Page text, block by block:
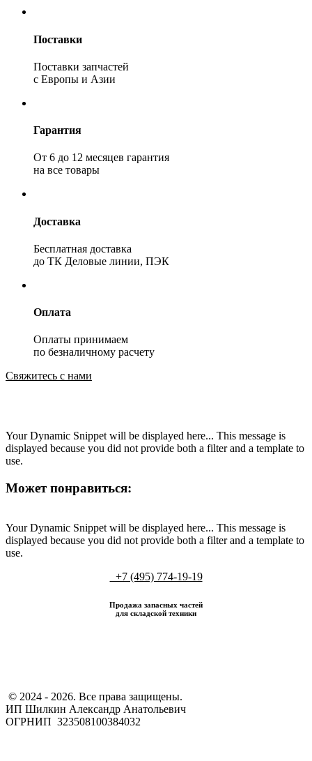
Поставки
Поставки запчастей
с Европы и Азии
Гарантия
От 6 до 12 месяцев гарантия
на все товары
Доставка
Бесплатная доставка
до ТК Деловые линии, ПЭК
Оплата
Оплаты принимаем
по безналичному расчету
Свяжитесь с нами
Your Dynamic Snippet will be displayed here... This message is
displayed because you did not provide both a filter and a template to
use.
Может понравиться:
Your Dynamic Snippet will be displayed here... This message is
displayed because you did not provide both a filter and a template to
use.
+7 (495) 774-19-19
Продажа запасных частей
для складской техники
​ © 2024 - 2026. Все права защищены.
ИП Шилкин Александр Анатольевич
ОГРНИП 323508100384032